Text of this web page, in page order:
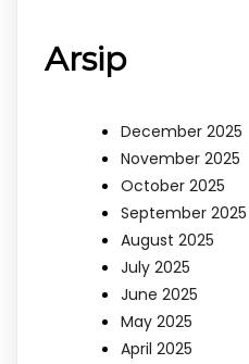
Arsip
December 2025
November 2025
October 2025
September 2025
August 2025
July 2025
June 2025
May 2025
April 2025